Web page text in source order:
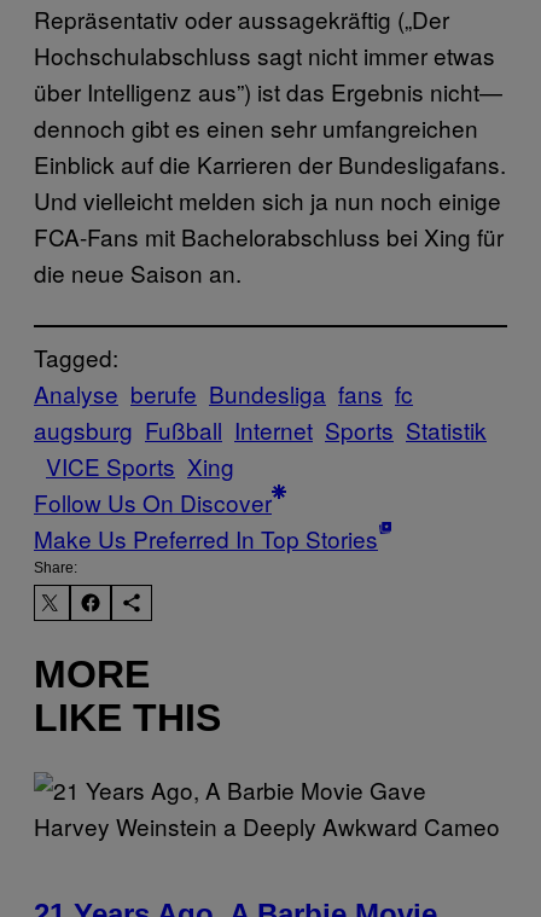
Repräsentativ oder aussagekräftig („Der
Hochschulabschluss sagt nicht immer etwas
über Intelligenz aus”) ist das Ergebnis nicht—
dennoch gibt es einen sehr umfangreichen
Einblick auf die Karrieren der Bundesligafans.
Und vielleicht melden sich ja nun noch einige
FCA-Fans mit Bachelorabschluss bei Xing für
die neue Saison an.
Tagged:
Analyse berufe Bundesliga fans fc
augsburg Fußball Internet Sports Statistik
VICE Sports Xing
Follow Us On Discover
Make Us Preferred In Top Stories
Share:
MORE
LIKE THIS